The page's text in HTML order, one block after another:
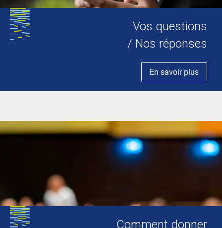
Vos questions
/ Nos réponses
En savoir plus
Comment donner